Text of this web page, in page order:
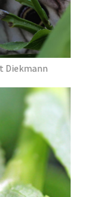
Diekmann